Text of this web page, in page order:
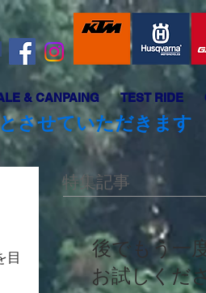
& CANPAING TEST RIDE
させていただきます
目
特集記事
後でもう一
お試しくださ